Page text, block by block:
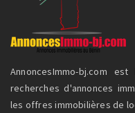
AnnoncesImmo-bj.com
recherches d'annonces
les offres immobilières de